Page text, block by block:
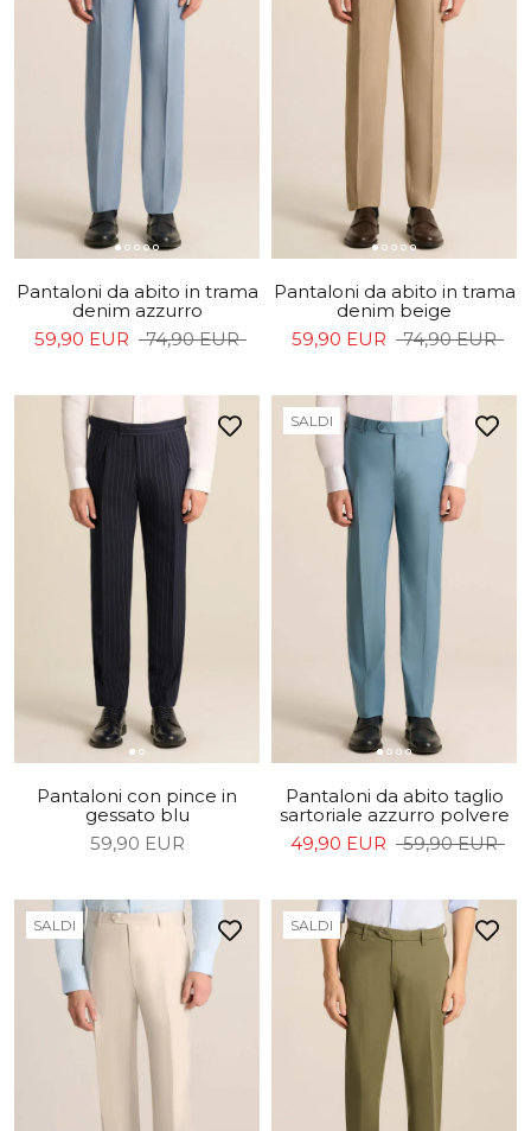
Pantaloni da abito in trama
denim azzurro
59,90 EUR
74,90 EUR
Pantaloni da abito in trama
denim beige
59,90 EUR
74,90 EUR
Pantaloni con pince in
gessato blu
59,90 EUR
SALDI
Pantaloni da abito taglio
sartoriale azzurro polvere
49,90 EUR
59,90 EUR
SALDI SALDI